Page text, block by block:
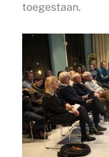
toegestaan.